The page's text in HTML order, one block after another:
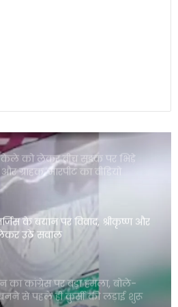
को बड़ी राहत दी
केले को लेकर बीच सड़क पर भिड़े
ग्राहक, मारपीट का वीडियो
के बयान पर विवाद, श्रीकृष्ण और
उठे सवाल
का कांग्रेस पर बड़ा हमला, बोले-
बनने से पहले ही कुर्सी की लड़ाई शुरू